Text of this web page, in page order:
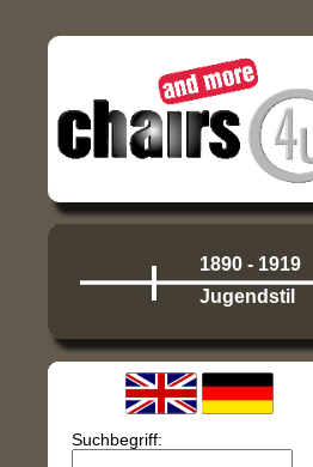
1890 - 1919
Jugendstil
Suchbegriff: